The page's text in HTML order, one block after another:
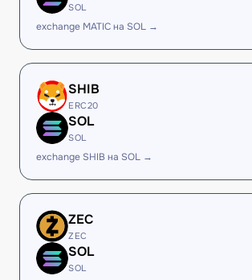
SOL
exchange MATIC на SOL →
SHIB
ERC20
SOL
SOL
exchange SHIB на SOL →
ZEC
ZEC
SOL
SOL